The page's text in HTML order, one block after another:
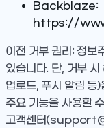
Backblaze:
https://
이전 거부 권리 : 정보
있습니다. 단, 거부
업로드, 푸시 알림 등
주요 기능을 사용할
고객센터